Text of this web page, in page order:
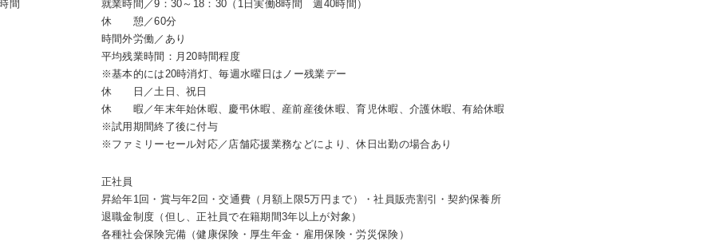
間
就業時間／9：30～18：30（1日実働8時間 週40時間）
休 憩／60分
時間外労働／あり
平均残業時間：月20時間程度
※基本的には20時消灯、毎週水曜日はノー残業デー
休 日／土日、祝日
休 暇／年末年始休暇、慶弔休暇、産前産後休暇、育児休暇、介護休暇、有給休暇
※試用期間終了後に付与
※ファミリーセール対応／店舗応援業務などにより、休日出勤の場合あり
正社員
昇給年1回・賞与年2回・交通費（月額上限5万円まで）・社員販売割引・契約保養所
退職金制度（但し、正社員で在籍期間3年以上が対象）
各種社会保険完備（健康保険・厚生年金・雇用保険・労災保険）